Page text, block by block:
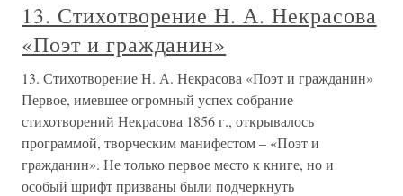
13. Стихотворение Н. А. Некрасова
«Поэт и гражданин»
13. Стихотворение Н. А. Некрасова «Поэт и гражданин»
Первое, имевшее огромный успех собрание
стихотворений Некрасова 1856 г., открывалось
программой, творческим манифестом – «Поэт и
гражданин». Не только первое место к книге, но и
особый шрифт призваны были подчеркнуть